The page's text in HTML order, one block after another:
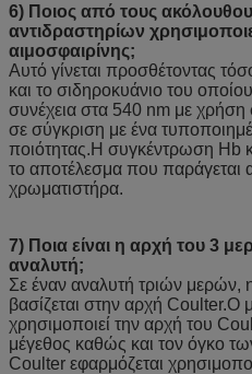
6) Ποιος από τους
αντιδραστηρίων
αιμοσφαιρίνης;
Αυτό γίνεται προσθέτοντας
και το σιδηροκυάνιο του
συνέχεια στα 540 nm με χρήση
σε σύγκριση με ένα
ποιότητας.Η συγκέντρωση Hb
το αποτέλεσμα που παράγεται
χρωματιστήρα.
7) Ποια είναι η αρχή του 3
αναλυτή;
Σε έναν αναλυτή τριών μερών,
βασίζεται στην αρχή Coulter.Ο
χρησιμοποιεί την αρχή του
μέγεθος καθώς και τον όγκο
Coulter εφαρμόζεται